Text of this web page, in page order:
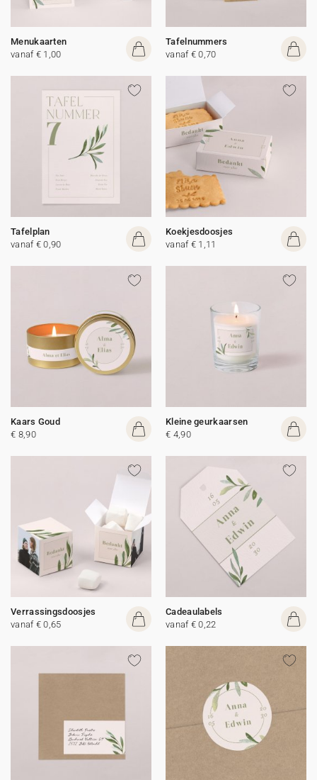
Menukaarten
vanaf € 1,00
Tafelnummers
vanaf € 0,70
Tafelplan
vanaf € 0,90
Koekjesdoosjes
vanaf € 1,11
Kaars Goud
€ 8,90
Kleine geurkaarsen
€ 4,90
Verrassingsdoosjes
vanaf € 0,65
Cadeaulabels
vanaf € 0,22